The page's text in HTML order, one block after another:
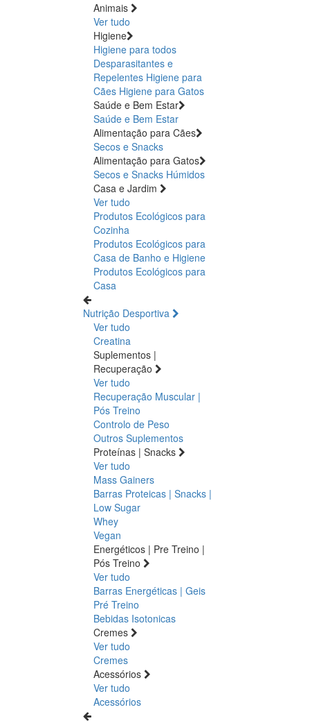
Animais
Ver tudo
Higiene
Higiene para todos
Desparasitantes e
Repelentes Higiene para
Cães Higiene para Gatos
Saúde e Bem Estar
Saúde e Bem Estar
Alimentação para Cães
Secos e Snacks
Alimentação para Gatos
Secos e Snacks Húmidos
Casa e Jardim
Ver tudo
Produtos Ecológicos para
Cozinha
Produtos Ecológicos para
Casa de Banho e Higiene
Produtos Ecológicos para
Casa
Nutrição Desportiva
Ver tudo
Creatina
Suplementos |
Recuperação
Ver tudo
Recuperação Muscular |
Pós Treino
Controlo de Peso
Outros Suplementos
Proteínas | Snacks
Ver tudo
Mass Gainers
Barras Proteicas | Snacks |
Low Sugar
Whey
Vegan
Energéticos | Pre Treino |
Pós Treino
Ver tudo
Barras Energéticas | Geis
Pré Treino
Bebidas Isotonicas
Cremes
Ver tudo
Cremes
Acessórios
Ver tudo
Acessórios